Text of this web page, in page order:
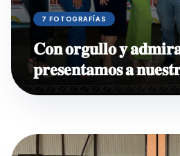
7 FOTOGRAFÍAS
𝐂𝐨𝐧 𝐨𝐫𝐠𝐮𝐥𝐥𝐨 𝐲
𝐩𝐫𝐞𝐬𝐞𝐧𝐭𝐚𝐦𝐨𝐬 𝐚